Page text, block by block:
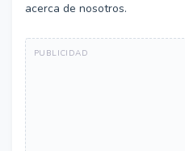
acerca de nosotros.